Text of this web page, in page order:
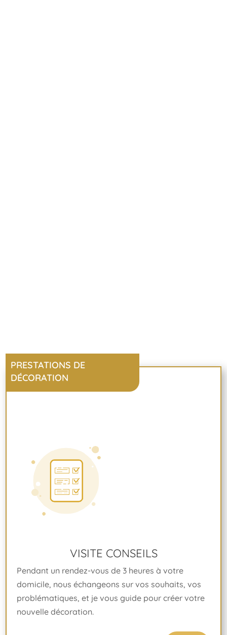
PRESTATIONS DE
DÉCORATION
VISITE CONSEILS
Pendant un rendez-vous de 3 heures à votre
domicile, nous échangeons sur vos souhaits, vos
problématiques, et je vous guide pour créer votre
nouvelle décoration.